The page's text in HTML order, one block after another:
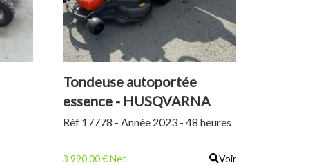
Tondeuse autoportée
essence - HUSQVARNA
R214TC
Réf 17778 - Année 2023 - 48 heures
3 990.00 € Net Voir